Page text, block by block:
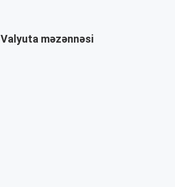
Valyuta məzənnəsi